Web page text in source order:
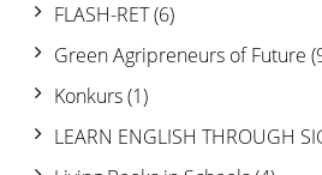
FLASH-RET(6)
Green Agripreneurs of Future
Konkurs(1)
LEARN ENGLISH THROUGH